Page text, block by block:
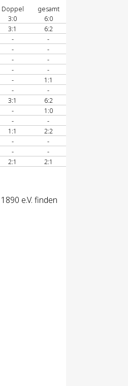
Doppel
gesamt
3:0
6:0
3:1
6:2
-
-
-
-
-
-
-
-
-
1:1
-
-
3:1
6:2
-
1:0
-
-
1:1
2:2
-
-
-
-
2:1 2:1
e.V. finden